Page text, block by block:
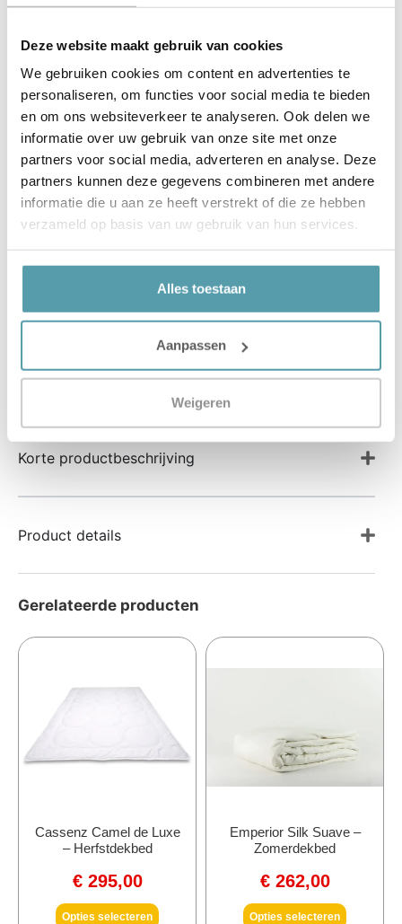
Deze website maakt gebruik van cookies
We gebruiken cookies om content en advertenties te
personaliseren, om functies voor social media te bieden
en om ons websiteverkeer te analyseren. Ook delen we
informatie over uw gebruik van onze site met onze
partners voor social media, adverteren en analyse. Deze
partners kunnen deze gegevens combineren met andere
informatie die u aan ze heeft verstrekt of die ze hebben
verzameld op basis van uw gebruik van hun services.
Alles toestaan
Aanpassen
Weigeren
Auping Cloud 4 Seizoenen dekbed
kopen?
Ben je op zoek naar een flexibel en luxueus dekbed dat
geschikt is voor het hele jaar? Dan is het Auping Cloud
4 Seizoenen dekbed een uitstekende keuze. Dankzij de
hoogwaardige vulling, de twee te combineren delen en
de kwaliteit van Auping slaap je ontspannen en
comfortabel in elk seizoen.
Bestel het Auping Cloud 4 Seizoenen dekbed
vragen of wil je advies over welk dekbed het beste bij
de slaapexperts van Passie voor Slapen. Zij helpen je
graag bij het vinden van het perfecte dekbed.
Korte productbeschrijving
Product details
Gerelateerde producten
Cassenz Camel de Luxe
– Herfstdekbed
€295,00
Opties selecteren
Emperior Silk Suave –
Zomerdekbed
€262,00
Opties selecteren